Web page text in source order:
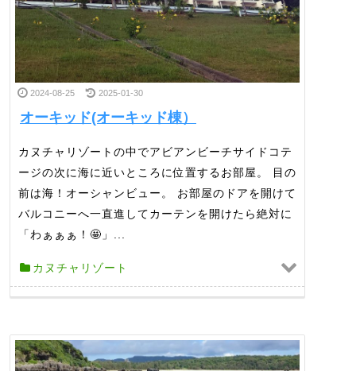
2024-08-25 2025-01-30
オーキッド(オーキッド棟）
カヌチャリゾートの中でアビアンビーチサイドコテ
ージの次に海に近いところに位置するお部屋。 目の
前は海！オーシャンビュー。 お部屋のドアを開けて
バルコニーへ一直進してカーテンを開けたら絶対に
「わぁぁぁ！🤩」...
カヌチャリゾート